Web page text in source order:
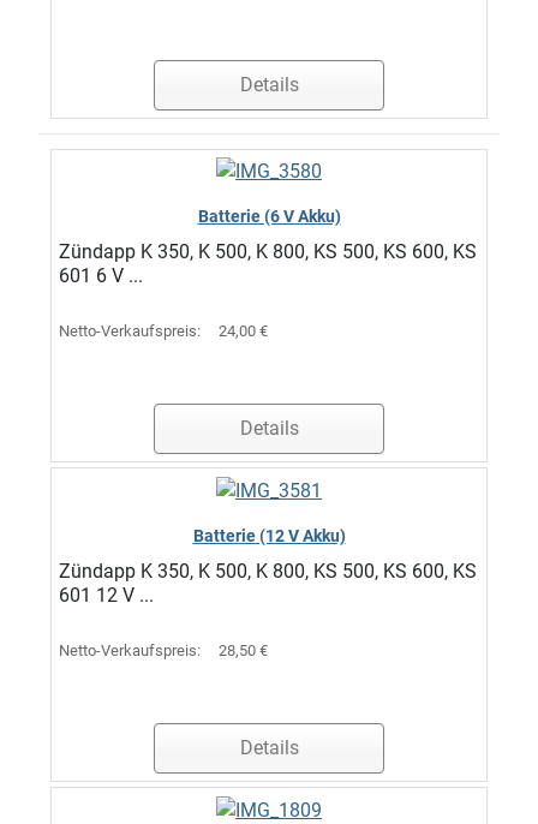
Details
Batterie (6 V Akku)
Zündapp K 350, K 500, K 800, KS 500, KS 600, KS
601 6 V ...
Netto-Verkaufspreis: 24,00 €
Details
Batterie (12 V Akku)
Zündapp K 350, K 500, K 800, KS 500, KS 600, KS
601 12 V ...
Netto-Verkaufspreis: 28,50 €
Details